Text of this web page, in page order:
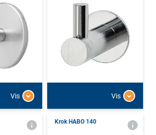
Vis Vis
Krok HABO 140